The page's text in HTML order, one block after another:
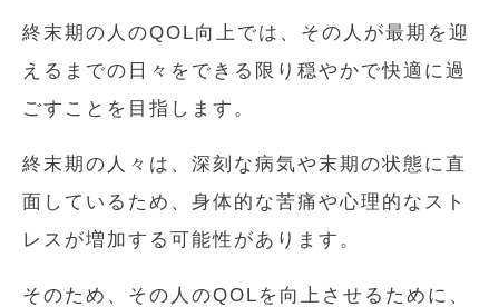
終末期の人のQOL向上では、その人が最期を迎
えるまでの日々をできる限り穏やかで快適に過
ごすことを目指します。
終末期の人々は、深刻な病気や末期の状態に直
面しているため、身体的な苦痛や心理的なスト
レスが増加する可能性があります。
そのため、その人のQOLを向上させるために、